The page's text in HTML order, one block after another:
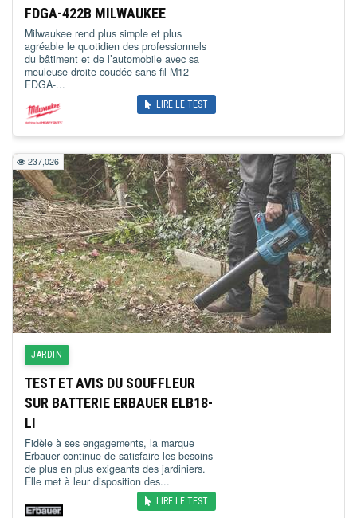
FDGA-422B MILWAUKEE
Milwaukee rend plus simple et plus
agréable le quotidien des professionnels
du bâtiment et de l’automobile avec sa
meuleuse droite coudée sans fil M12
FDGA-...
LIRE LE TEST
237,026
JARDIN
TEST ET AVIS DU SOUFFLEUR
SUR BATTERIE ERBAUER ELB18-
LI
Fidèle à ses engagements, la marque
Erbauer continue de satisfaire les besoins
de plus en plus exigeants des jardiniers.
Elle met à leur disposition des...
LIRE LE TEST